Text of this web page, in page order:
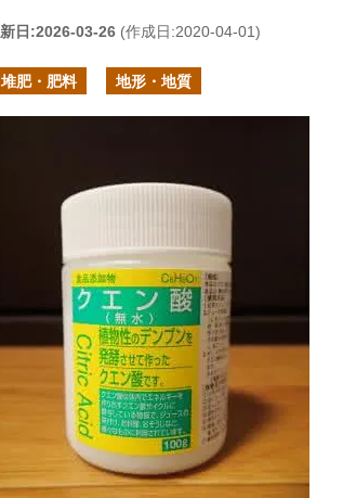
日:2026-03-26 (作成日:2020-04-01)
堆肥・肥料 地形・地質